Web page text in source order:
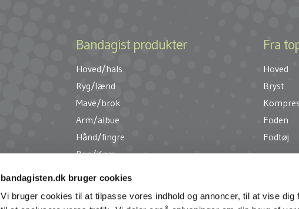
bandagisten.dk bruger cookies
Vi bruger cookies til at tilpasse vores indhold og annoncer, til at vise dig
Bandagist produkter
Hoved/hals
Ryg/lænd
Mave/brok
Arm/albue
Hånd/fingre
Ben/Knæ
Fra
Hoved
Bryst
Foden
Fodtøj